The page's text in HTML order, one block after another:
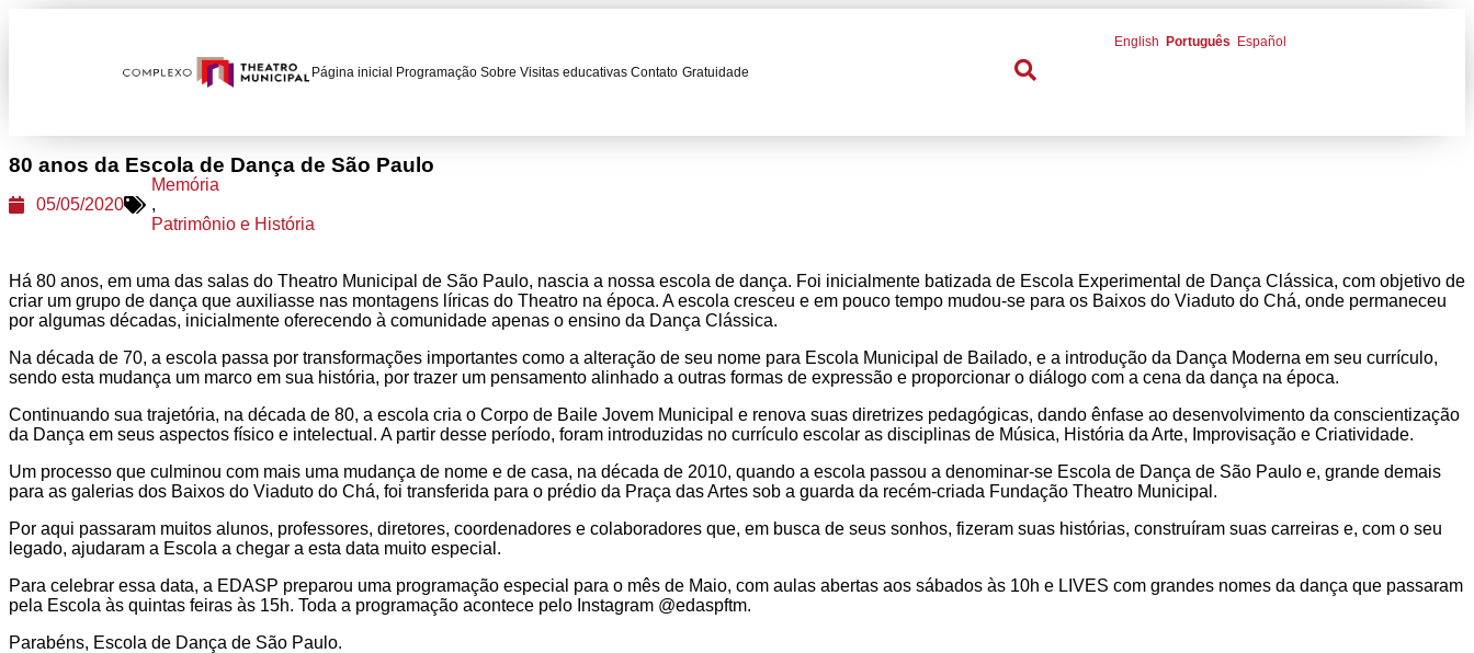
Página inicial Programação Sobre Visitas educativas Contato Gratuidade
English Português Español
80 anos da Escola de Dança de São Paulo
05/05/2020
Memória
,
Patrimônio e História
Há 80 anos, em uma das salas do Theatro Municipal de São Paulo, nascia a nossa escola de dança. Foi inicialmente batizada de Escola Experimental de Dança Clássica, com objetivo de
criar um grupo de dança que auxiliasse nas montagens líricas do Theatro na época. A escola cresceu e em pouco tempo mudou-se para os Baixos do Viaduto do Chá, onde permaneceu
por algumas décadas, inicialmente oferecendo à comunidade apenas o ensino da Dança Clássica.
Na década de 70, a escola passa por transformações importantes como a alteração de seu nome para Escola Municipal de Bailado, e a introdução da Dança Moderna em seu currículo,
sendo esta mudança um marco em sua história, por trazer um pensamento alinhado a outras formas de expressão e proporcionar o diálogo com a cena da dança na época.
Continuando sua trajetória, na década de 80, a escola cria o Corpo de Baile Jovem Municipal e renova suas diretrizes pedagógicas, dando ênfase ao desenvolvimento da conscientização
da Dança em seus aspectos físico e intelectual. A partir desse período, foram introduzidas no currículo escolar as disciplinas de Música, História da Arte, Improvisação e Criatividade.
Um processo que culminou com mais uma mudança de nome e de casa, na década de 2010, quando a escola passou a denominar-se Escola de Dança de São Paulo e, grande demais
para as galerias dos Baixos do Viaduto do Chá, foi transferida para o prédio da Praça das Artes sob a guarda da recém-criada Fundação Theatro Municipal.
Por aqui passaram muitos alunos, professores, diretores, coordenadores e colaboradores que, em busca de seus sonhos, fizeram suas histórias, construíram suas carreiras e, com o seu
legado, ajudaram a Escola a chegar a esta data muito especial.
Para celebrar essa data, a EDASP preparou uma programação especial para o mês de Maio, com aulas abertas aos sábados às 10h e LIVES com grandes nomes da dança que passaram
pela Escola às quintas feiras às 15h. Toda a programação acontece pelo Instagram @edaspftm.
Parabéns, Escola de Dança de São Paulo.